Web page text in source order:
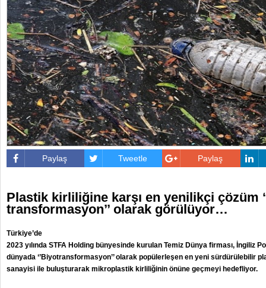
Paylaş Tweetle Paylaş
Plastik kirliliğine karşı en yenilikçi çözüm
transformasyon’’ olarak görülüyor…
Türkiye’de
2023 yılında STFA Holding bünyesinde kurulan Temiz Dünya firması, İngiliz
dünyada ‘’Biyotransformasyon’’ olarak popülerleşen en yeni sürdürülebilir
sanayisi ile buluşturarak mikroplastik kirliliğinin önüne geçmeyi hedefliyor.